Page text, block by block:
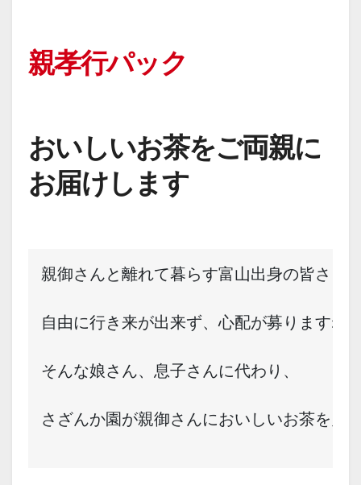
親孝行パック
おいしいお茶をご両親に
お届けします
親御さんと離れて暮らす富山出身の皆さま
自由に行き来が出来ず、心配が募りますね
そんな娘さん、息子さんに代わり、
さざんか園が親御さんにおいしいお茶を月